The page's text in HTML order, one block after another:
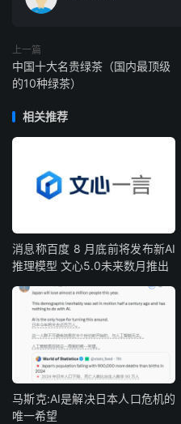
上一篇
中国十大名贵绿茶（国内最顶级
的10种绿茶）
相关推荐
消息称百度 8 月底前将发布新AI
推理模型 文心5.0未来数月推出
马斯克:AI是解决日本人口危机的
唯一希望